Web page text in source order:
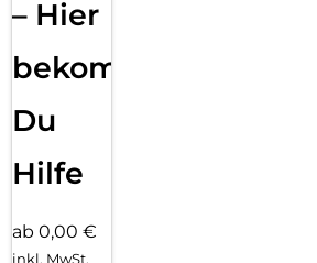
– Hier
bekommst
Du
Hilfe
ab 0,00 €
inkl. MwSt.